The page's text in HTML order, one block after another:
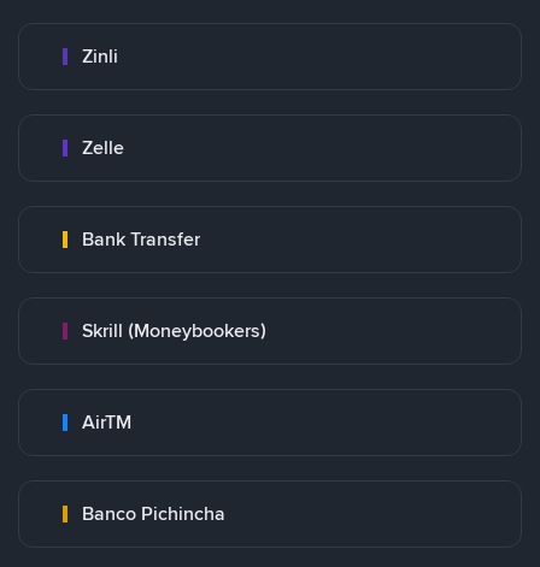
Zinli
Zelle
Bank Transfer
Skrill (Moneybookers)
AirTM
Banco Pichincha